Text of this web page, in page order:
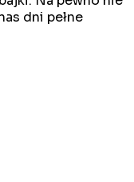
dni pełne